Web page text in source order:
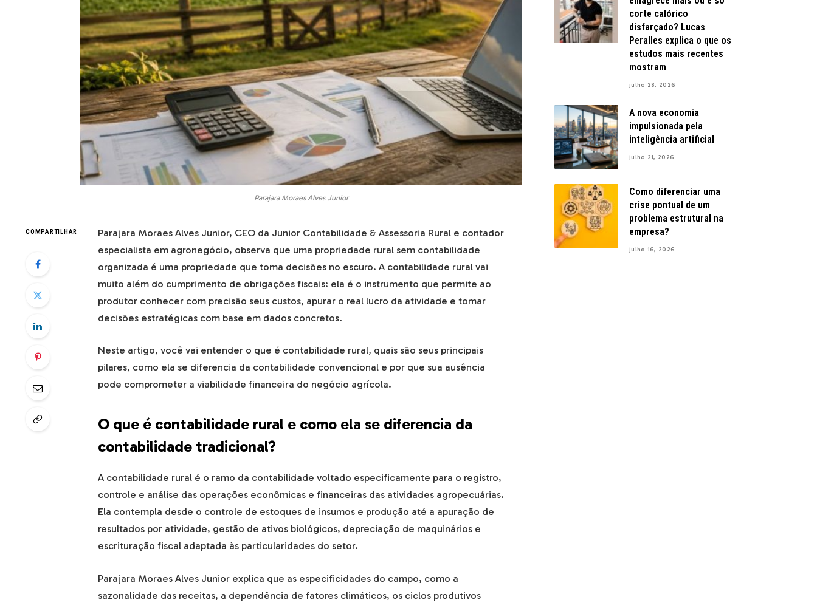
Parajara Moraes Alves Junior
COMPARTILHAR
Parajara Moraes Alves Junior, CEO da Junior Contabilidade & Assessoria Rural e contador
especialista em agronegócio, observa que uma propriedade rural sem contabilidade
organizada é uma propriedade que toma decisões no escuro. A contabilidade rural vai
muito além do cumprimento de obrigações fiscais: ela é o instrumento que permite ao
produtor conhecer com precisão seus custos, apurar o real lucro da atividade e tomar
decisões estratégicas com base em dados concretos.
Neste artigo, você vai entender o que é contabilidade rural, quais são seus principais
pilares, como ela se diferencia da contabilidade convencional e por que sua ausência
pode comprometer a viabilidade financeira do negócio agrícola.
O que é contabilidade rural e como ela se diferencia da
contabilidade tradicional?
A contabilidade rural é o ramo da contabilidade voltado especificamente para o registro,
controle e análise das operações econômicas e financeiras das atividades agropecuárias.
Ela contempla desde o controle de estoques de insumos e produção até a apuração de
resultados por atividade, gestão de ativos biológicos, depreciação de maquinários e
escrituração fiscal adaptada às particularidades do setor.
Parajara Moraes Alves Junior explica que as especificidades do campo, como a
sazonalidade das receitas, a dependência de fatores climáticos, os ciclos produtivos
corte calórico
disfarçado? Lucas
Peralles explica o que os
estudos mais recentes
mostram
julho 28, 2026
A nova economia
impulsionada pela
inteligência artificial
julho 21, 2026
Como diferenciar uma
crise pontual de um
problema estrutural na
empresa?
julho 16, 2026